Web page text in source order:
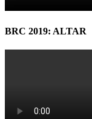
BRC 2019: ALTAR